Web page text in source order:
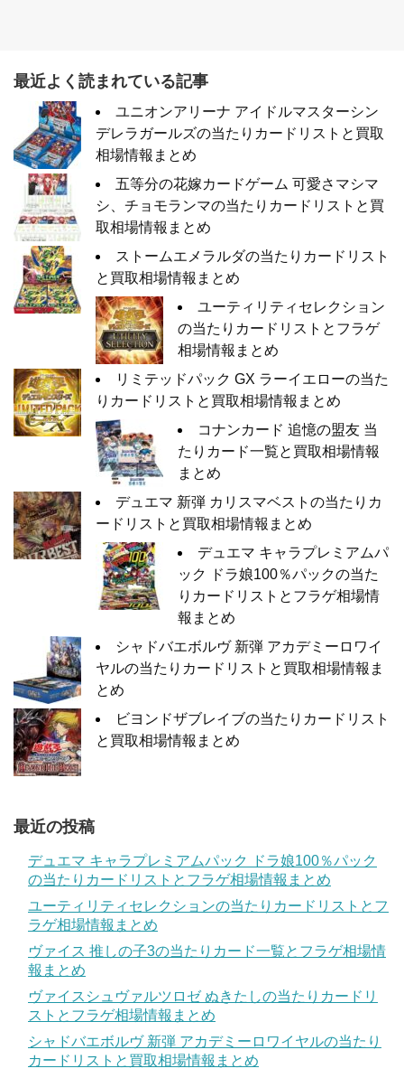
最近よく読まれている記事
ユニオンアリーナ アイドルマスターシン
デレラガールズの当たりカードリストと買取
相場情報まとめ
五等分の花嫁カードゲーム 可愛さマシマ
シ、チョモランマの当たりカードリストと買
取相場情報まとめ
ストームエメラルダの当たりカードリスト
と買取相場情報まとめ
ユーティリティセレクション
の当たりカードリストとフラゲ
相場情報まとめ
リミテッドパック GX ラーイエローの当た
りカードリストと買取相場情報まとめ
コナンカード 追憶の盟友 当
たりカード一覧と買取相場情報
まとめ
デュエマ 新弾 カリスマベストの当たりカ
ードリストと買取相場情報まとめ
デュエマ キャラプレミアムパ
ック ドラ娘100％パックの当た
りカードリストとフラゲ相場情
報まとめ
シャドバエボルヴ 新弾 アカデミーロワイ
ヤルの当たりカードリストと買取相場情報ま
とめ
ビヨンドザブレイブの当たりカードリスト
と買取相場情報まとめ
最近の投稿
デュエマ キャラプレミアムパック ドラ娘100％パック
の当たりカードリストとフラゲ相場情報まとめ
ユーティリティセレクションの当たりカードリストとフ
ラゲ相場情報まとめ
ヴァイス 推しの子3の当たりカード一覧とフラゲ相場情
報まとめ
ヴァイスシュヴァルツロゼ ぬきたしの当たりカードリ
ストとフラゲ相場情報まとめ
シャドバエボルヴ 新弾 アカデミーロワイヤルの当たり
カードリストと買取相場情報まとめ